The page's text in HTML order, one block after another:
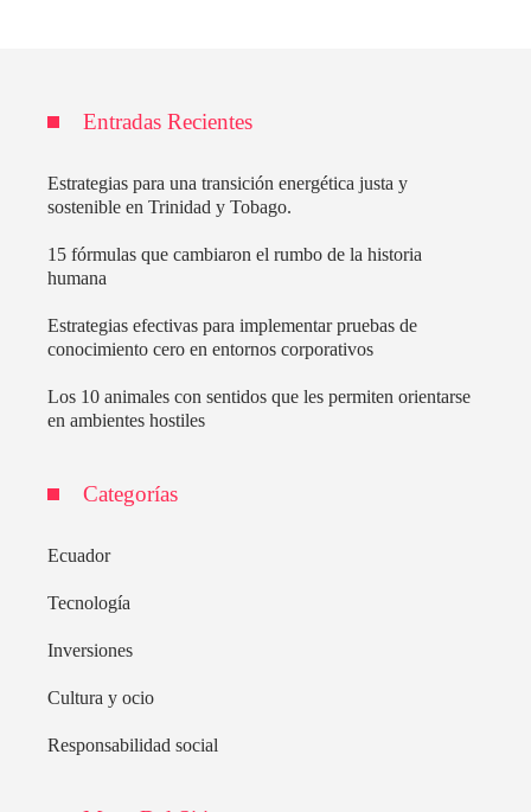
Entradas Recientes
Estrategias para una transición energética justa y
sostenible en Trinidad y Tobago.
15 fórmulas que cambiaron el rumbo de la historia
humana
Estrategias efectivas para implementar pruebas de
conocimiento cero en entornos corporativos
Los 10 animales con sentidos que les permiten orientarse
en ambientes hostiles
Categorías
Ecuador
Tecnología
Inversiones
Cultura y ocio
Responsabilidad social